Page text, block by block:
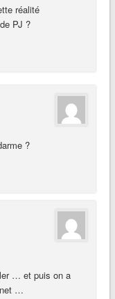
réalité
PJ ?
?
… et puis on a
…